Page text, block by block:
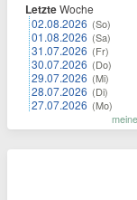
LetzteWoche
02.08.2026 (So)
01.08.2026 (Sa)
31.07.2026 (Fr)
30.07.2026 (Do)
29.07.2026 (Mi)
28.07.2026 (Di)
27.07.2026 (Mo)